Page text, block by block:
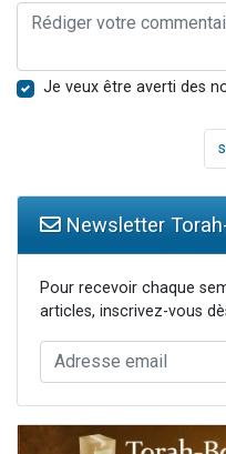
Je veux être averti des
Newsletter
Pour recevoir chaque
articles, inscrivez-vous